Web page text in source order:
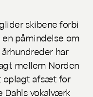
skibene forbi
påmindelse om
har
mellem Norden
oplagt afsæt for
Dahls vokalværk